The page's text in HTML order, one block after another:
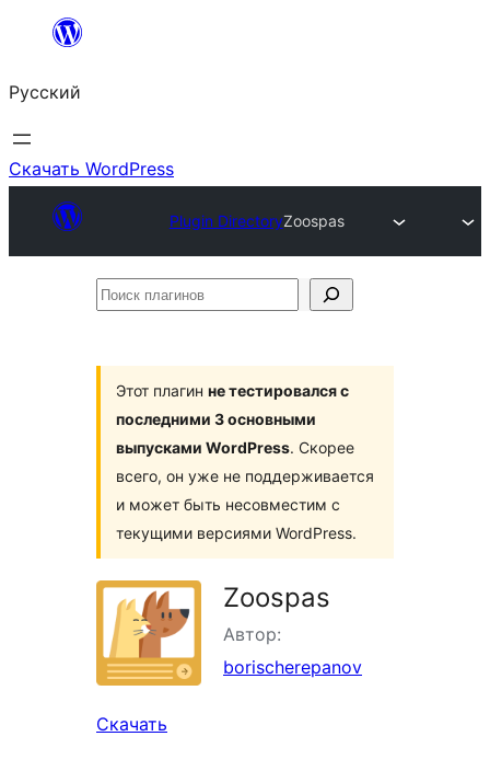
Перейти
содержимому
Русский
Скачать WordPress
Plugin DirectoryZoospas
Поиск
Этот плагин не тестировался с
последними 3 основными
выпусками WordPress. Скорее
всего, он уже не поддерживается
и может быть несовместим с
текущими версиями WordPress.
Zoospas
Автор:
borischerepanov
Скачать